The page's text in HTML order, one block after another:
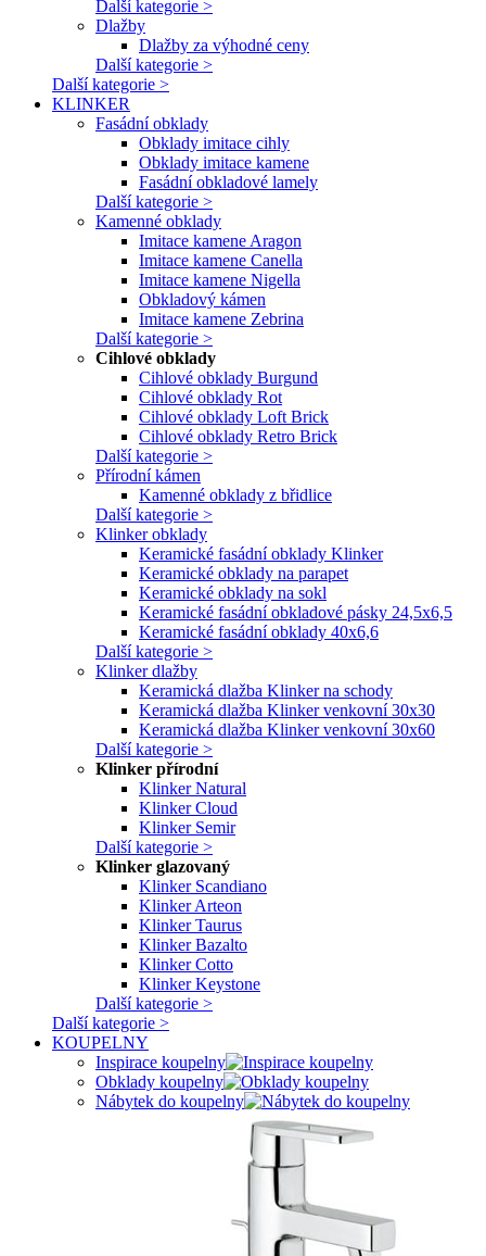
Další kategorie >
Dlažby
Dlažby za výhodné ceny
Další kategorie >
Další kategorie >
KLINKER
Fasádní obklady
Obklady imitace cihly
Obklady imitace kamene
Fasádní obkladové lamely
Další kategorie >
Kamenné obklady
Imitace kamene Aragon
Imitace kamene Canella
Imitace kamene Nigella
Obkladový kámen
Imitace kamene Zebrina
Další kategorie >
Cihlové obklady
Cihlové obklady Burgund
Cihlové obklady Rot
Cihlové obklady Loft Brick
Cihlové obklady Retro Brick
Další kategorie >
Přírodní kámen
Kamenné obklady z břidlice
Další kategorie >
Klinker obklady
Keramické fasádní obklady Klinker
Keramické obklady na parapet
Keramické obklady na sokl
Keramické fasádní obkladové pásky 24,5x6,5
Keramické fasádní obklady 40x6,6
Další kategorie >
Klinker dlažby
Keramická dlažba Klinker na schody
Keramická dlažba Klinker venkovní 30x30
Keramická dlažba Klinker venkovní 30x60
Další kategorie >
Klinker přírodní
Klinker Natural
Klinker Cloud
Klinker Semir
Další kategorie >
Klinker glazovaný
Klinker Scandiano
Klinker Arteon
Klinker Taurus
Klinker Bazalto
Klinker Cotto
Klinker Keystone
Další kategorie >
Další kategorie >
KOUPELNY
Inspirace koupelny
Obklady koupelny
Nábytek do koupelny